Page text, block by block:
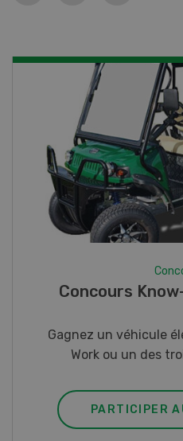
Photo mystère
Gagnez l’un des cinq
PARTICIPER